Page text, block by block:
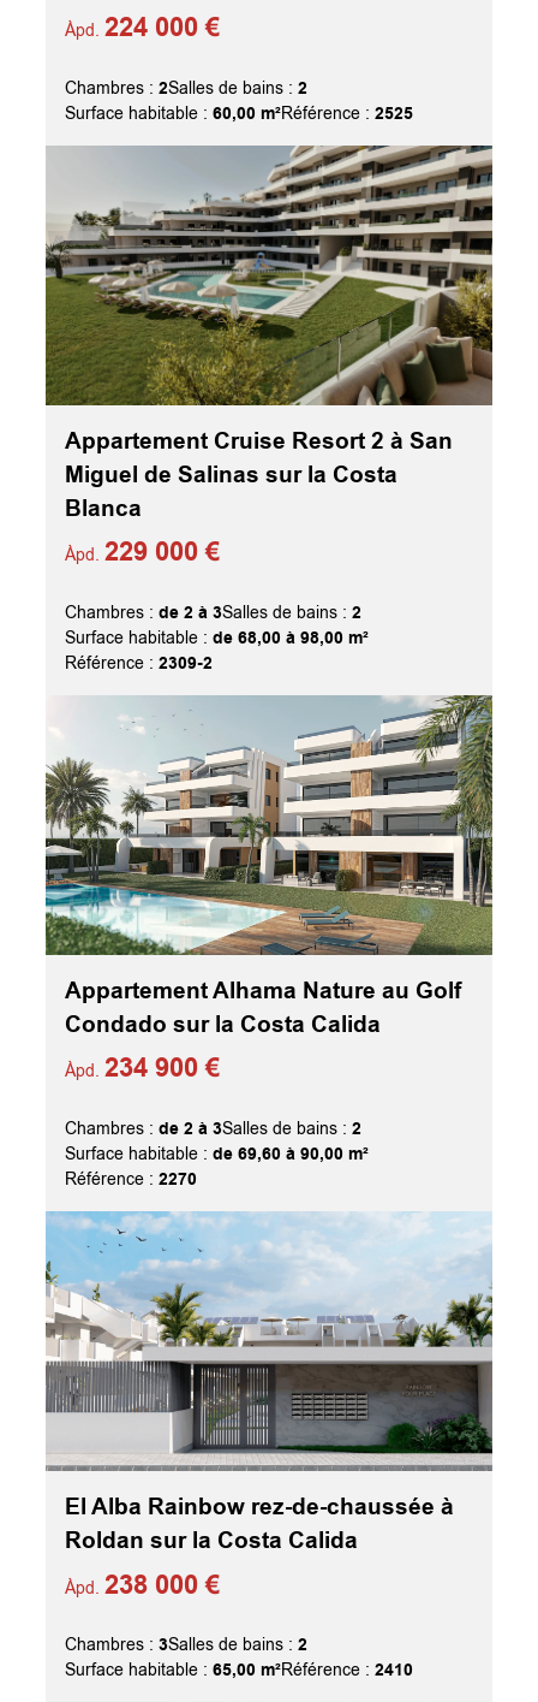
Àpd.224 000 €
Chambres :2Salles de bains :2
Surface habitable :60,00 m²Référence :2525
Appartement Cruise Resort 2 à San
Miguel de Salinas sur la Costa
Blanca
Àpd.229 000 €
Chambres :de 2 à 3Salles de bains :2
Surface habitable :de 68,00 à 98,00 m²
Référence :2309-2
Appartement Alhama Nature au Golf
Condado sur la Costa Calida
Àpd.234 900 €
Chambres :de 2 à 3Salles de bains :2
Surface habitable :de 69,60 à 90,00 m²
Référence :2270
El Alba Rainbow rez-de-chaussée à
Roldan sur la Costa Calida
Àpd.238 000 €
Chambres :3Salles de bains :2
Surface habitable :65,00 m²Référence :2410